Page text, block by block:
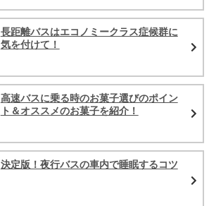
長距離バスはエコノミークラス症候群に
気を付けて！
高速バスに乗る時のお菓子選びのポイン
ト＆オススメのお菓子を紹介！
決定版！夜行バスの車内で睡眠するコツ